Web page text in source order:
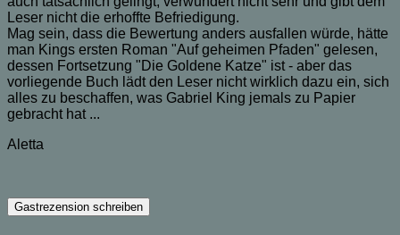
Leser nicht die erhoffte Befriedigung.
Mag sein, dass die Bewertung anders ausfallen würde, hätte
man Kings ersten Roman "Auf geheimen Pfaden" gelesen,
dessen Fortsetzung "Die Goldene Katze" ist - aber das
vorliegende Buch lädt den Leser nicht wirklich dazu ein, sich
alles zu beschaffen, was Gabriel King jemals zu Papier
gebracht hat ...
Aletta